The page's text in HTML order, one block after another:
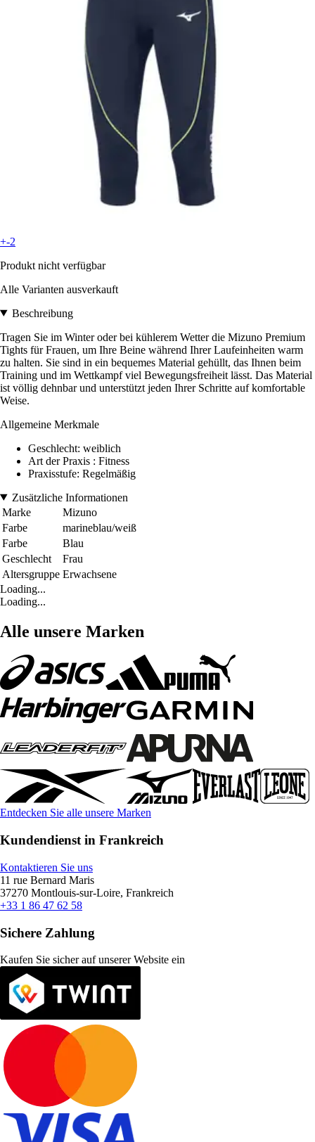
+-2
Produkt nicht verfügbar
Alle Varianten ausverkauft
Beschreibung
Tragen Sie im Winter oder bei kühlerem Wetter die Mizuno Premium
Tights für Frauen, um Ihre Beine während Ihrer Laufeinheiten warm
zu halten. Sie sind in ein bequemes Material gehüllt, das Ihnen beim
Training und im Wettkampf viel Bewegungsfreiheit lässt. Das Material
ist völlig dehnbar und unterstützt jeden Ihrer Schritte auf komfortable
Weise.
Allgemeine Merkmale
Geschlecht: weiblich
Art der Praxis : Fitness
Praxisstufe: Regelmäßig
Zusätzliche Informationen
Marke
Mizuno
Farbe
marineblau/weiß
Farbe
Blau
Geschlecht
Frau
Altersgruppe Erwachsene
Loading...
Loading...
Alle unsere Marken
Entdecken Sie alle unsere Marken
Kundendienst in Frankreich
Kontaktieren Sie uns
11 rue Bernard Maris
37270 Montlouis-sur-Loire, Frankreich
+33 1 86 47 62 58
Sichere Zahlung
Kaufen Sie sicher auf unserer Website ein